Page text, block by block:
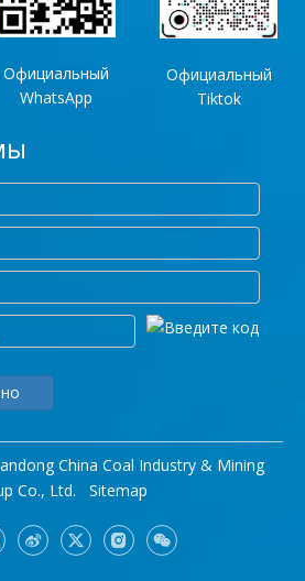
Официальный
WhatsApp
Официальный
Tiktok
China Coal Industry & Mining
Co., Ltd. Sitemap